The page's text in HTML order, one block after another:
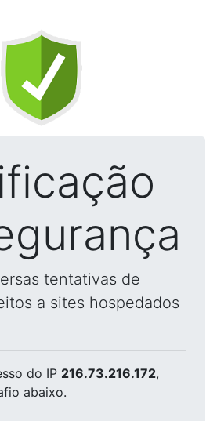
tentativas de
a sites hospedados
do IP 216.73.216.172,
abaixo.